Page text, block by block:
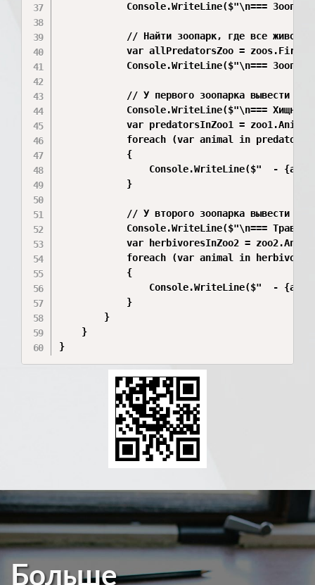
Console.WriteLine($"\n===
// Найти зоопарк, где все
var allPredatorsZoo =
Console.WriteLine($"\n===
// У первого зоопарка вывести
Console.WriteLine($"\n=== Хищные
var predatorsInZoo1 =
foreach (var animal in
            {
Console.WriteLine($"  -
            }
// У второго зоопарка вывести
Console.WriteLine($"\n===
var herbivoresInZoo2 =
foreach (var animal in
            {
Console.WriteLine($"  -
            }
        }
    }
}
Больше